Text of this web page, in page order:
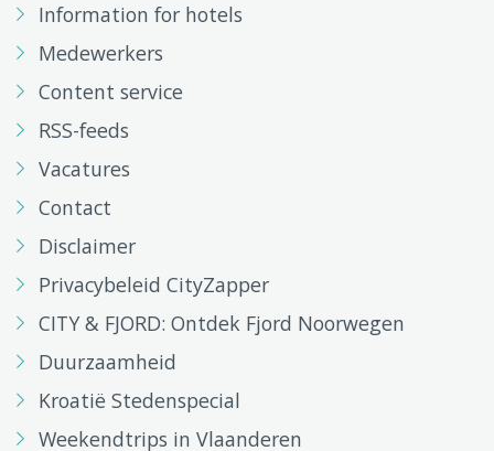
Information for hotels
Medewerkers
Content service
RSS-feeds
Vacatures
Contact
Disclaimer
Privacybeleid CityZapper
CITY & FJORD: Ontdek Fjord Noorwegen
Duurzaamheid
Kroatië Stedenspecial
Weekendtrips in Vlaanderen